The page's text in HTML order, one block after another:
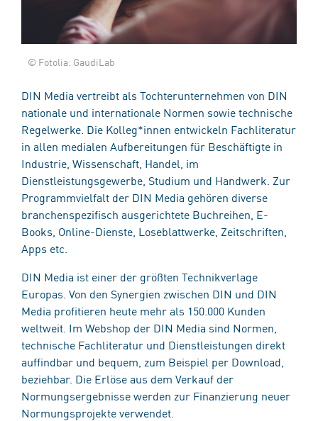
© Fotolia: GaudiLab
DIN Media vertreibt als Tochterunternehmen von DIN
nationale und internationale Normen sowie technische
Regelwerke. Die Kolleg*innen entwickeln Fachliteratur
in allen medialen Aufbereitungen für Beschäftigte in
Industrie, Wissenschaft, Handel, im
Dienstleistungsgewerbe, Studium und Handwerk. Zur
Programmvielfalt der DIN Media gehören diverse
branchenspezifisch ausgerichtete Buchreihen, E-
Books, Online-Dienste, Loseblattwerke, Zeitschriften,
Apps etc.
DIN Media ist einer der größten Technikverlage
Europas. Von den Synergien zwischen DIN und DIN
Media profitieren heute mehr als 150.000 Kunden
weltweit. Im Webshop der DIN Media sind Normen,
technische Fachliteratur und Dienstleistungen direkt
auffindbar und bequem, zum Beispiel per Download,
beziehbar. Die Erlöse aus dem Verkauf der
Normungsergebnisse werden zur Finanzierung neuer
Normungsprojekte verwendet.